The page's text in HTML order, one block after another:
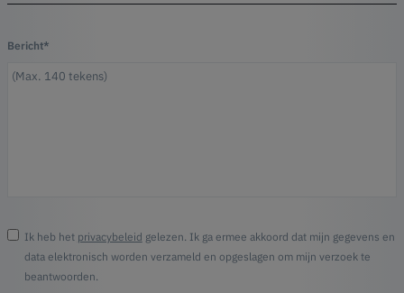
Bericht*
Ik heb het privacybeleid gelezen. Ik ga ermee akkoord dat mijn gegevens en
data elektronisch worden verzameld en opgeslagen om mijn verzoek te
beantwoorden.